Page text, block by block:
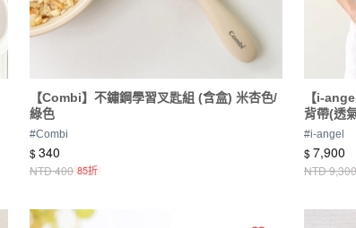
【Combi】不鏽鋼學習叉匙組 (含盒) 米杏色/
綠色
#Combi
$340
NTD400 85折
【i-
背帶(透
#i-angel
$7,900
NTD9,300